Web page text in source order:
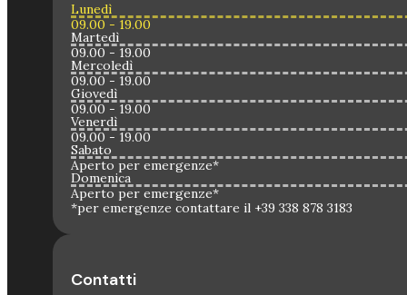
Lunedì
09.00 - 19.00
Martedì
09.00 - 19.00
Mercoledì
09.00 - 19.00
Giovedì
09.00 - 19.00
Venerdì
09.00 - 19.00
Sabato
Aperto per emergenze*
Domenica
Aperto per emergenze*
*per emergenze contattare il +39 338 878 3183
Contatti